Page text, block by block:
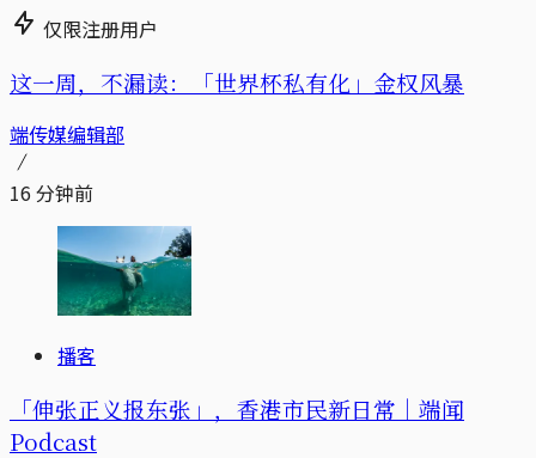
仅限注册用户
这一周，不漏读：「世界杯私有化」金权风暴
端传媒编辑部
16 分钟前
播客
「伸张正义报东张」，香港市民新日常｜端闻
Podcast